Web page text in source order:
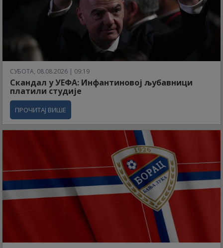
СУБОТА, 08.08.2026 | 09:19
Скандал у УЕФА: Инфантиновој љубавници
платили студије
ПРОЧИТАЈ ВИШЕ